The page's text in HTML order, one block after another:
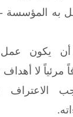
به المؤسسة
أن يكون
مرئياً لا
الاعتراف